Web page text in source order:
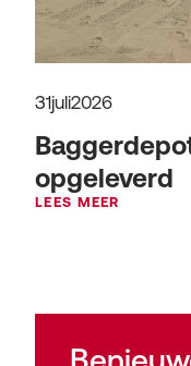
31juli2026
opgeleverd
LEES MEER